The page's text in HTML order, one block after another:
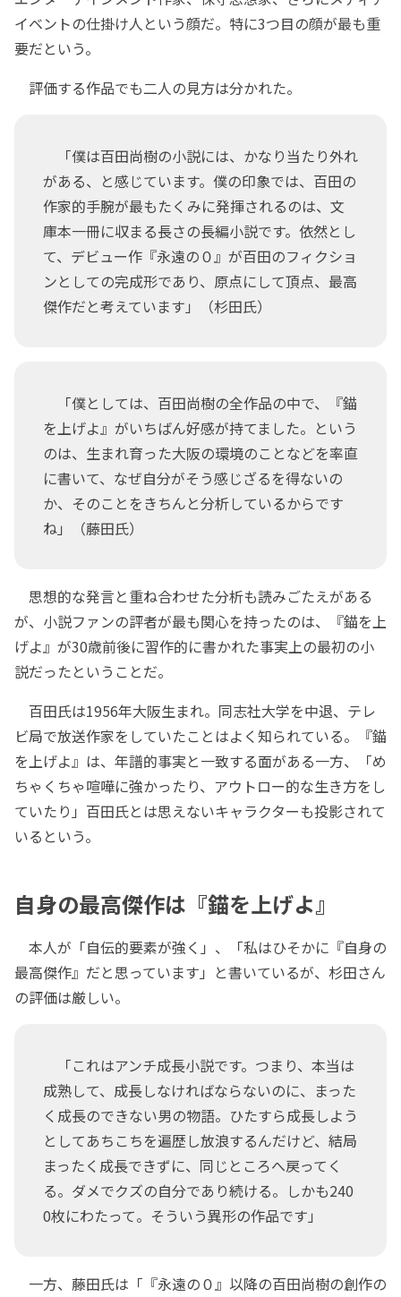
イベントの仕掛け人という顔だ。特に3つ目の顔が最も重
要だという。
評価する作品でも二人の見方は分かれた。
「僕は百田尚樹の小説には、かなり当たり外れ
がある、と感じています。僕の印象では、百田の
作家的手腕が最もたくみに発揮されるのは、文
庫本一冊に収まる長さの長編小説です。依然とし
て、デビュー作『永遠の０』が百田のフィクショ
ンとしての完成形であり、原点にして頂点、最高
傑作だと考えています」（杉田氏）
「僕としては、百田尚樹の全作品の中で、『錨
を上げよ』がいちばん好感が持てました。という
のは、生まれ育った大阪の環境のことなどを率直
に書いて、なぜ自分がそう感じざるを得ないの
か、そのことをきちんと分析しているからです
ね」（藤田氏）
思想的な発言と重ね合わせた分析も読みごたえがある
が、小説ファンの評者が最も関心を持ったのは、『錨を上
げよ』が30歳前後に習作的に書かれた事実上の最初の小
説だったということだ。
百田氏は1956年大阪生まれ。同志社大学を中退、テレ
ビ局で放送作家をしていたことはよく知られている。『錨
を上げよ』は、年譜的事実と一致する面がある一方、「め
ちゃくちゃ喧嘩に強かったり、アウトロー的な生き方をし
ていたり」百田氏とは思えないキャラクターも投影されて
いるという。
自身の最高傑作は『錨を上げよ』
本人が「自伝的要素が強く」、「私はひそかに『自身の
最高傑作』だと思っています」と書いているが、杉田さん
の評価は厳しい。
「これはアンチ成長小説です。つまり、本当は
成熟して、成長しなければならないのに、まった
く成長のできない男の物語。ひたすら成長しよう
としてあちこちを遍歴し放浪するんだけど、結局
まったく成長できずに、同じところへ戻ってく
る。ダメでクズの自分であり続ける。しかも240
0枚にわたって。そういう異形の作品です」
一方、藤田氏は「『永遠の０』以降の百田尚樹の創作の